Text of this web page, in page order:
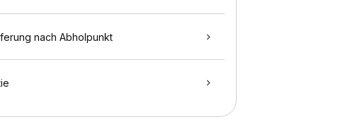
nach Abholpunkt